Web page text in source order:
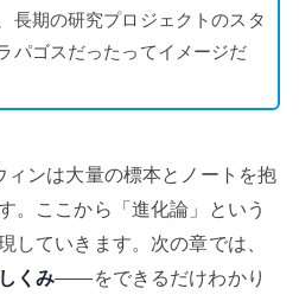
長期の研究プロジェクトのスタ
パゴスだったってイメージだ
ィンは大量の標本とノートを抱
。ここから「進化論」という
していきます。次の章では、
くみ——をできるだけわかり